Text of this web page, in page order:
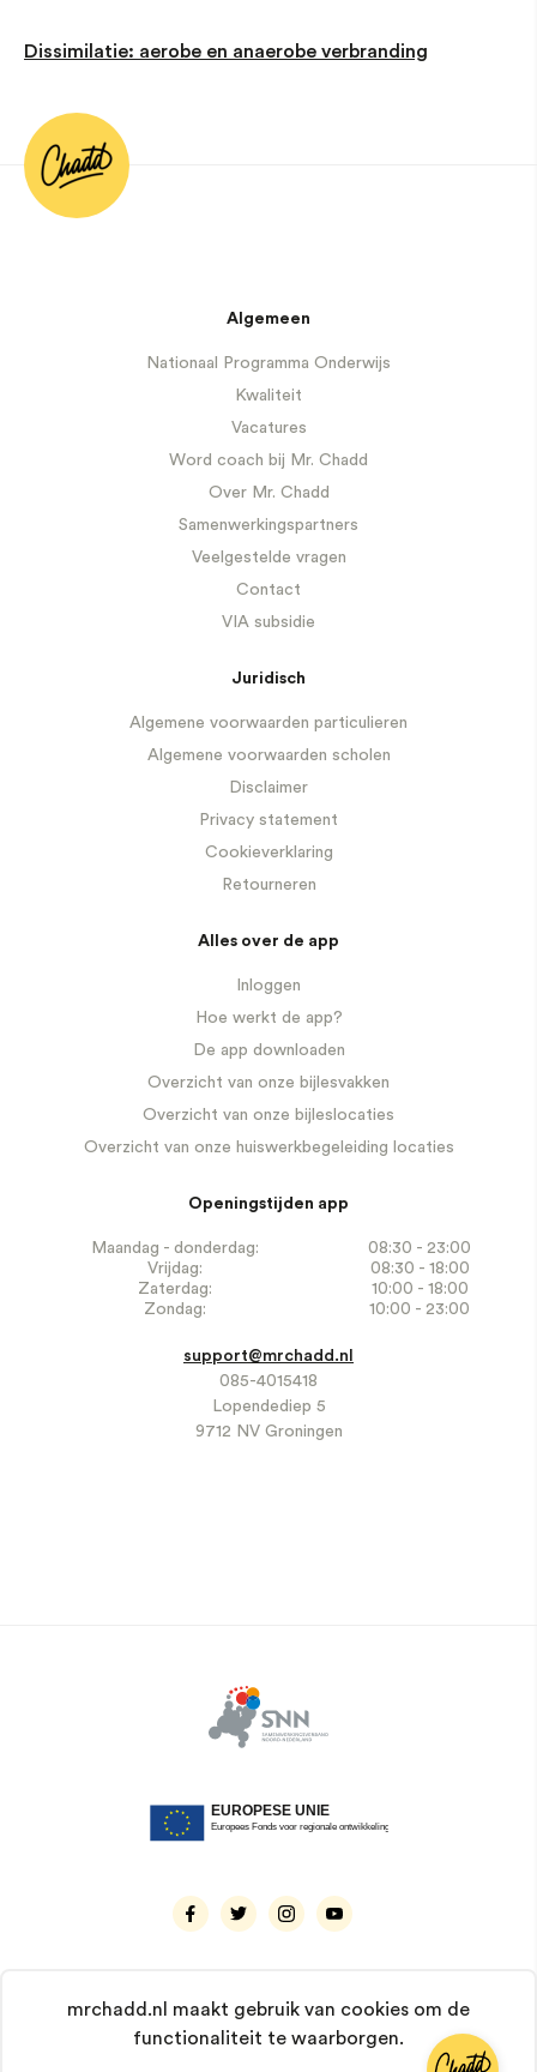
Dissimilatie: aerobe en anaerobe verbranding
Algemeen
Nationaal Programma Onderwijs
Kwaliteit
Vacatures
Word coach bij Mr. Chadd
Over Mr. Chadd
Samenwerkingspartners
Veelgestelde vragen
Contact
VIA subsidie
Juridisch
Algemene voorwaarden particulieren
Algemene voorwaarden scholen
Disclaimer
Privacy statement
Cookieverklaring
Retourneren
Alles over de app
Inloggen
Hoe werkt de app?
De app downloaden
Overzicht van onze bijlesvakken
Overzicht van onze bijleslocaties
Overzicht van onze huiswerkbegeleiding locaties
Openingstijden app
Maandag - donderdag:
08:30 - 23:00
Vrijdag:
08:30 - 18:00
Zaterdag:
10:00 - 18:00
Zondag:
10:00 - 23:00
support@mrchadd.nl
085-4015418
Lopendediep 5
9712 NV Groningen
© 2026 Mr. Chadd. Alle rechten voorbehouden.
mrchadd.nl maakt gebruik van cookies om de
functionaliteit te waarborgen.